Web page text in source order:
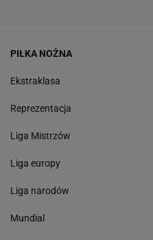
PIŁKA NOŻNA
Ekstraklasa
Reprezentacja
Liga Mistrzów
Liga europy
Liga narodów
Mundial